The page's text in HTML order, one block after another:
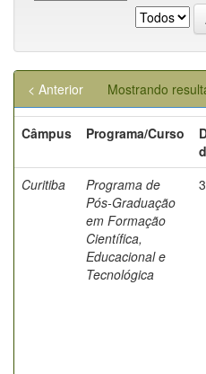
Mostrando
< Anterior
Câmpus
Programa/Curso
Curitiba
Programa de
Pós-Graduação
em Formação
Científica,
Educacional e
Tecnológica